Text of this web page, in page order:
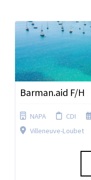
Barman.aid F/H
NAPA CDI
Villeneuve-Loubet